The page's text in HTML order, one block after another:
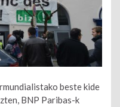
beste kide
BNP Paribas-k